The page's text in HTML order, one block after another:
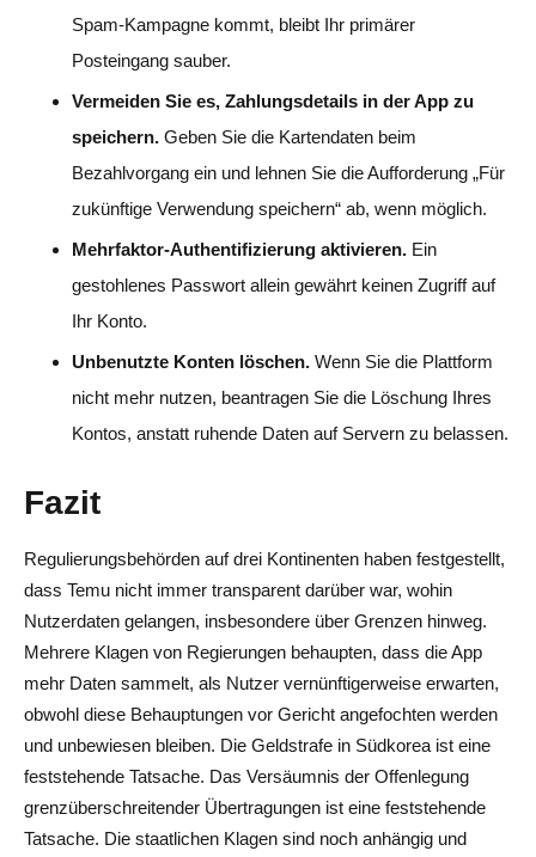
Spam-Kampagne kommt, bleibt Ihr primärer
Posteingang sauber.
Vermeiden Sie es, Zahlungsdetails in der App zu
speichern. Geben Sie die Kartendaten beim
Bezahlvorgang ein und lehnen Sie die Aufforderung „Für
zukünftige Verwendung speichern“ ab, wenn möglich.
Mehrfaktor-Authentifizierung aktivieren. Ein
gestohlenes Passwort allein gewährt keinen Zugriff auf
Ihr Konto.
Unbenutzte Konten löschen. Wenn Sie die Plattform
nicht mehr nutzen, beantragen Sie die Löschung Ihres
Kontos, anstatt ruhende Daten auf Servern zu belassen.
Fazit
Regulierungsbehörden auf drei Kontinenten haben festgestellt,
dass Temu nicht immer transparent darüber war, wohin
Nutzerdaten gelangen, insbesondere über Grenzen hinweg.
Mehrere Klagen von Regierungen behaupten, dass die App
mehr Daten sammelt, als Nutzer vernünftigerweise erwarten,
obwohl diese Behauptungen vor Gericht angefochten werden
und unbewiesen bleiben. Die Geldstrafe in Südkorea ist eine
feststehende Tatsache. Das Versäumnis der Offenlegung
grenzüberschreitender Übertragungen ist eine feststehende
Tatsache. Die staatlichen Klagen sind noch anhängig und